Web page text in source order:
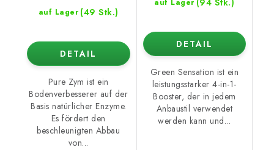
auf Lager (49 Stk.)
DETAIL
Pure Zym ist ein
Bodenverbesserer auf der
Basis natürlicher Enzyme.
Es fördert den
beschleunigten Abbau
von...
auf Lager (94 Stk.)
DETAIL
Green Sensation ist ein
leistungsstarker 4-in-1-
Booster, der in jedem
Anbaustil verwendet
werden kann und...